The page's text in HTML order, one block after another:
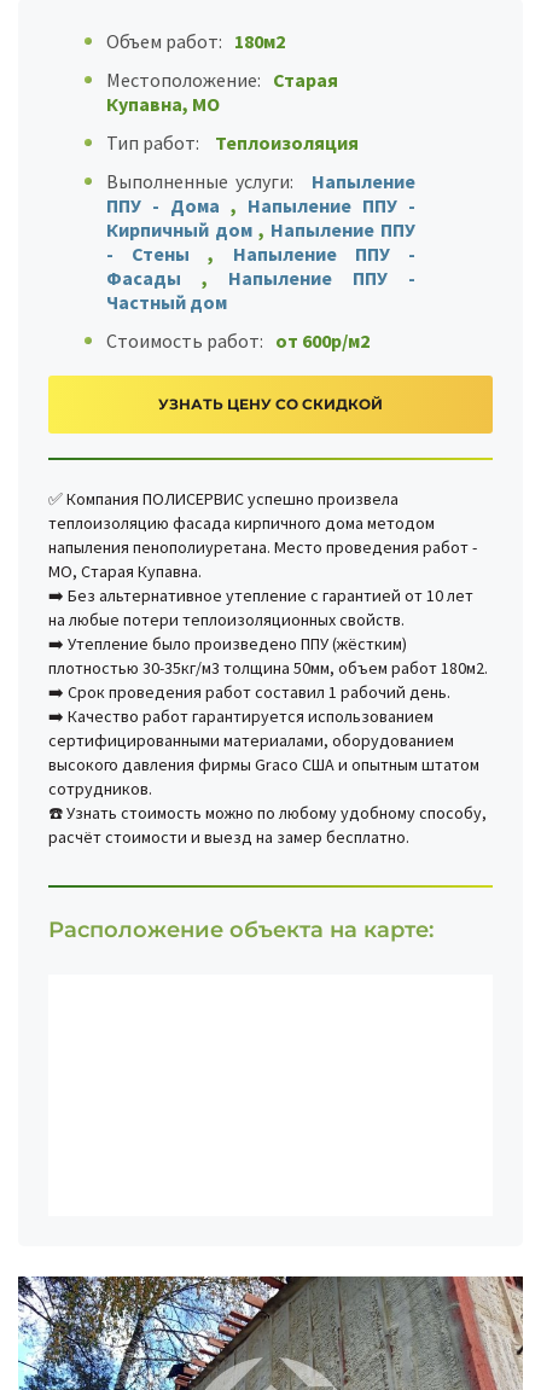
Объем работ: 180м2
Местоположение: Старая
Купавна, МО
Тип работ:
Теплоизоляция
Выполненные услуги:
Напыление
ППУ - Дома , Напыление ППУ -
Кирпичный дом , Напыление ППУ
- Стены , Напыление ППУ -
Фасады , Напыление ППУ -
Частный дом
Стоимость работ: от 600р/м2
УЗНАТЬ ЦЕНУ СО СКИДКОЙ
✅ Компания ПОЛИСЕРВИС успешно произвела
теплоизоляцию фасада кирпичного дома методом
напыления пенополиуретана. Место проведения работ -
МО, Старая Купавна.
➡️ Без альтернативное утепление с гарантией от 10 лет
на любые потери теплоизоляционных свойств.
➡️ Утепление было произведено ППУ (жёстким)
плотностью 30-35кг/м3 толщина 50мм, объем работ 180м2.
➡️ Срок проведения работ составил 1 рабочий день.
➡️ Качество работ гарантируется использованием
сертифицированными материалами, оборудованием
высокого давления фирмы Graco США и опытным штатом
сотрудников.
☎️ Узнать стоимость можно по любому удобному способу,
расчёт стоимости и выезд на замер бесплатно.
Расположение объекта на карте: